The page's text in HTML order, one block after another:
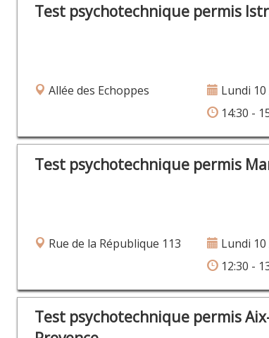
Test psychotechnique permis
Allée des Echoppes
Lundi
14:30 -
Test psychotechnique permis
Rue de la République 113
Lundi
12:30 -
Test psychotechnique permis